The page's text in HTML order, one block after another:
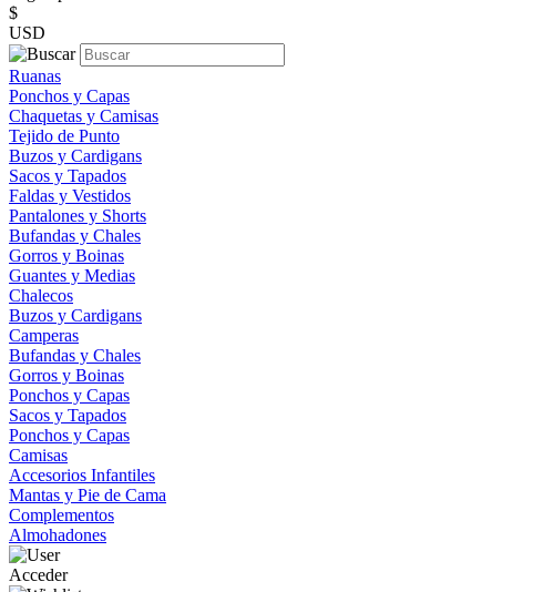
$
USD
Ruanas
Ponchos y Capas
Chaquetas y Camisas
Tejido de Punto
Buzos y Cardigans
Sacos y Tapados
Faldas y Vestidos
Pantalones y Shorts
Bufandas y Chales
Gorros y Boinas
Guantes y Medias
Chalecos
Buzos y Cardigans
Camperas
Bufandas y Chales
Gorros y Boinas
Ponchos y Capas
Sacos y Tapados
Ponchos y Capas
Camisas
Accesorios Infantiles
Mantas y Pie de Cama
Complementos
Almohadones
Acceder